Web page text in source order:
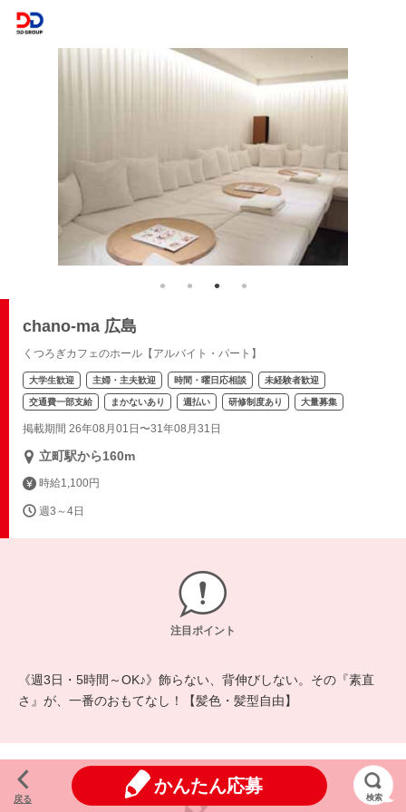
chano-ma 広島
くつろぎカフェのホール【アルバイト・パート】
大学生歓迎 主婦・主夫歓迎 時間・曜日応相談 未経験者歓迎
交通費一部支給 まかないあり 週払い 研修制度あり 大量募集
掲載期間 26年08月01日〜31年08月31日
立町駅から160m
時給1,100円
週3～4日
注目ポイント
《週3日・5時間～OK♪》飾らない、背伸びしない。その『素直
さ』が、一番のおもてなし！【髪色・髪型自由】
戻る
かんたん応募
検索